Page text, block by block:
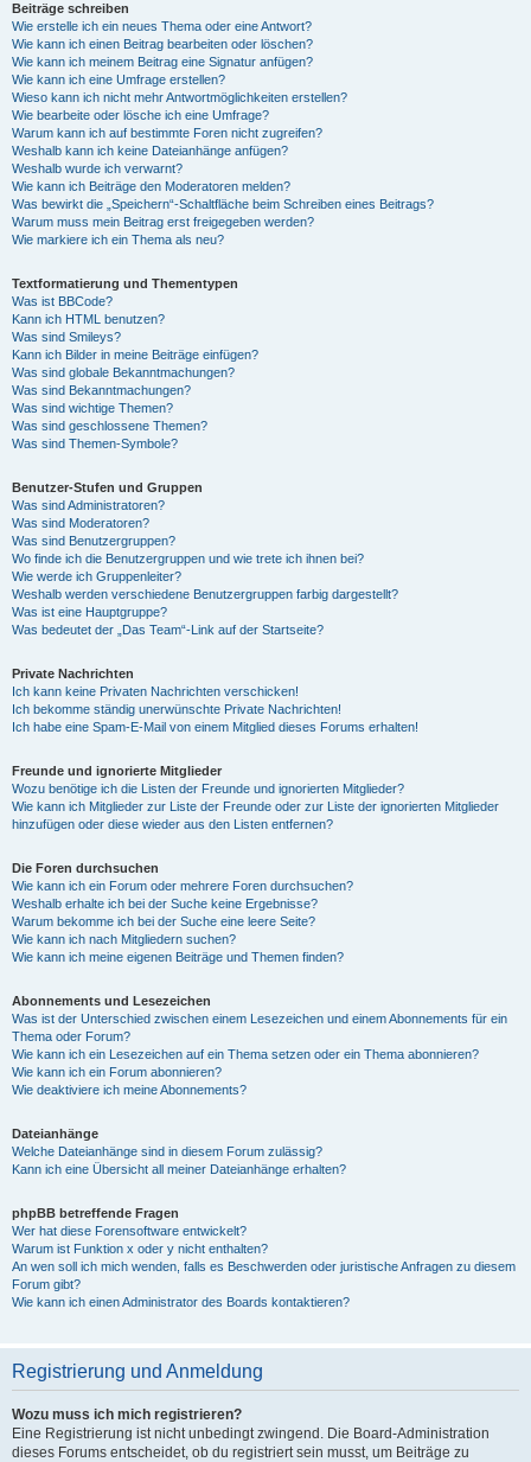
Beiträge schreiben
Wie erstelle ich ein neues Thema oder eine Antwort?
Wie kann ich einen Beitrag bearbeiten oder löschen?
Wie kann ich meinem Beitrag eine Signatur anfügen?
Wie kann ich eine Umfrage erstellen?
Wieso kann ich nicht mehr Antwortmöglichkeiten erstellen?
Wie bearbeite oder lösche ich eine Umfrage?
Warum kann ich auf bestimmte Foren nicht zugreifen?
Weshalb kann ich keine Dateianhänge anfügen?
Weshalb wurde ich verwarnt?
Wie kann ich Beiträge den Moderatoren melden?
Was bewirkt die „Speichern“-Schaltfläche beim Schreiben eines Beitrags?
Warum muss mein Beitrag erst freigegeben werden?
Wie markiere ich ein Thema als neu?
Textformatierung und Thementypen
Was ist BBCode?
Kann ich HTML benutzen?
Was sind Smileys?
Kann ich Bilder in meine Beiträge einfügen?
Was sind globale Bekanntmachungen?
Was sind Bekanntmachungen?
Was sind wichtige Themen?
Was sind geschlossene Themen?
Was sind Themen-Symbole?
Benutzer-Stufen und Gruppen
Was sind Administratoren?
Was sind Moderatoren?
Was sind Benutzergruppen?
Wo finde ich die Benutzergruppen und wie trete ich ihnen bei?
Wie werde ich Gruppenleiter?
Weshalb werden verschiedene Benutzergruppen farbig dargestellt?
Was ist eine Hauptgruppe?
Was bedeutet der „Das Team“-Link auf der Startseite?
Private Nachrichten
Ich kann keine Privaten Nachrichten verschicken!
Ich bekomme ständig unerwünschte Private Nachrichten!
Ich habe eine Spam-E-Mail von einem Mitglied dieses Forums erhalten!
Freunde und ignorierte Mitglieder
Wozu benötige ich die Listen der Freunde und ignorierten Mitglieder?
Wie kann ich Mitglieder zur Liste der Freunde oder zur Liste der ignorierten Mitglieder
hinzufügen oder diese wieder aus den Listen entfernen?
Die Foren durchsuchen
Wie kann ich ein Forum oder mehrere Foren durchsuchen?
Weshalb erhalte ich bei der Suche keine Ergebnisse?
Warum bekomme ich bei der Suche eine leere Seite?
Wie kann ich nach Mitgliedern suchen?
Wie kann ich meine eigenen Beiträge und Themen finden?
Abonnements und Lesezeichen
Was ist der Unterschied zwischen einem Lesezeichen und einem Abonnements für ein
Thema oder Forum?
Wie kann ich ein Lesezeichen auf ein Thema setzen oder ein Thema abonnieren?
Wie kann ich ein Forum abonnieren?
Wie deaktiviere ich meine Abonnements?
Dateianhänge
Welche Dateianhänge sind in diesem Forum zulässig?
Kann ich eine Übersicht all meiner Dateianhänge erhalten?
phpBB betreffende Fragen
Wer hat diese Forensoftware entwickelt?
Warum ist Funktion x oder y nicht enthalten?
An wen soll ich mich wenden, falls es Beschwerden oder juristische Anfragen zu diesem
Forum gibt?
Wie kann ich einen Administrator des Boards kontaktieren?
Registrierung und Anmeldung
Wozu muss ich mich registrieren?
Eine Registrierung ist nicht unbedingt zwingend. Die Board-Administration
dieses Forums entscheidet, ob du registriert sein musst, um Beiträge zu